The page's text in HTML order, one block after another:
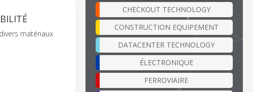
matériaux
CHECKOUT TECHNOLOGY
CONSTRUCTION EQUIPEMENT
DATACENTER TECHNOLOGY
ÉLECTRONIQUE
FERROVIAIRE